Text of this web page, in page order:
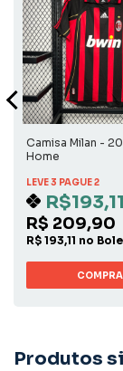
Camisa Milan -
Home
LEVE 3 PAGUE 2
R$193,11
R$ 209,90
R$ 193,11 no
Produtos